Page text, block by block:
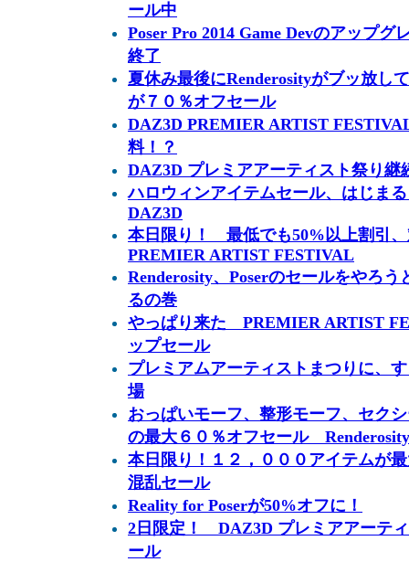
ール中
Poser Pro 2014 Game Devのアップグ
終了
夏休み最後にRenderosityがブッ放
が７０％オフセール
DAZ3D PREMIER ARTIST
料！？
DAZ3D プレミアアーティスト祭り継
ハロウィンアイテムセール、は
DAZ3D
本日限り！ 最低でも50%以上割引、
PREMIER ARTIST FESTIVAL
Renderosity、Poserのセールをやろ
るの巻
やっぱり来た PREMIER ARTIST
ップセール
プレミアムアーティストまつりに、
場
おっぱいモーフ、整形モーフ、セ
の最大６０％オフセール Renderosity
本日限り！１２，０００アイテムが
混乱セール
Reality for Poserが50%オフに！
2日限定！ DAZ3D プレミアアーテ
ール